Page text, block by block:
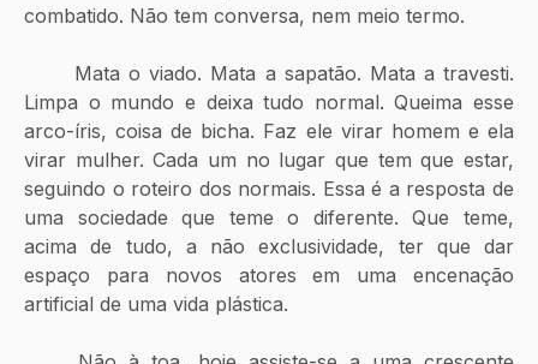
combatido. Não tem conversa, nem meio termo.
Limpa o mundo e deixa tudo normal. Queima esse
arco-íris, coisa de bicha. Faz ele virar homem e ela
virar mulher. Cada um no lugar que tem que estar,
seguindo o roteiro dos normais. Essa é a resposta de
uma sociedade que teme o diferente. Que teme,
acima de tudo, a não exclusividade, ter que dar
espaço para novos atores em uma encenação
artificial de uma vida plástica.